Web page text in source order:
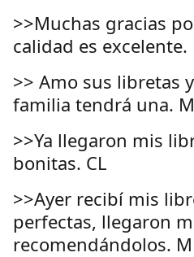
>>Muchas gracias
calidad es excelente.
>> Amo sus libretas
familia tendrá una.
>>Ya llegaron mis
bonitas. CL
>>Ayer recibí mis
perfectas, llegaron
recomendándolos.